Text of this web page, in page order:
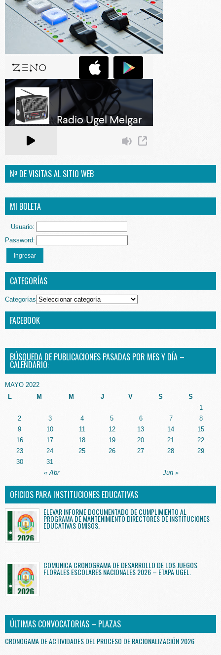
Nº DE VISITAS AL SITIO WEB
MI BOLETA
Usuario:
Password:
Ingresar
CATEGORÍAS
Categorías
FACEBOOK
BÚSQUEDA DE PUBLICACIONES PASADAS POR MES Y DÍA –
CALENDARIO:
MAYO 2022
L
M M J V S S
« Abr Jun »
1
2
3 4 5 6 7
8
9
10 11 12 13 14
15
16
17 18 19 20 21
22
23
24 25 26 27 28
29
30
31
OFICIOS PARA INSTITUCIONES EDUCATIVAS
ELEVAR INFORME DOCUMENTADO DE CUMPLIMIENTO AL
PROGRAMA DE MANTENIMIENTO DIRECTORES DE INSTITUCIONES
EDUCATIVAS OMISOS.
COMUNICA CRONOGRAMA DE DESARROLLO DE LOS JUEGOS
FLORALES ESCOLARES NACIONALES 2026 – ETAPA UGEL.
ÚLTIMAS CONVOCATORIAS – PLAZAS
CRONOGAMA DE ACTIVIDADES DEL PROCESO DE RACIONALIZACIÓN 2026